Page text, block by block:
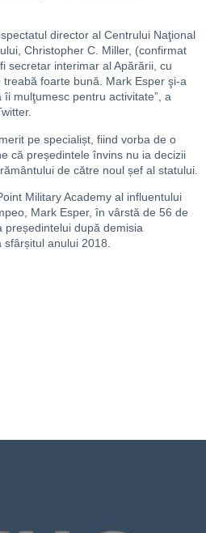
director al Centrului Naţional
Christopher C. Miller, (confirmat
secretar interimar al Apărării, cu
foarte bună. Mark Esper şi-a
mulţumesc pentru activitate”, a
pe specialișt, fiind vorba de o
că președintele învins nu ia decizii
de către noul șef al statului.
Military Academy al influentului
Mark Esper, în vârstă de 56 de
după demisia
anului 2018.